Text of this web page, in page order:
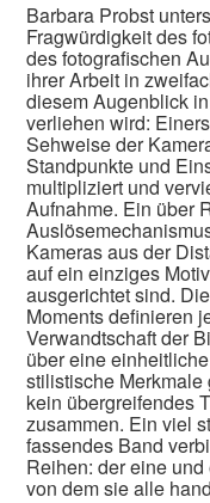
Barbara Probst
Fragwürdigkeit des
des fotografischen
ihrer Arbeit in
diesem Augenblick
verliehen wird:
Sehweise der
Standpunkte und
multipliziert und
Aufnahme. Ein über
Kameras aus der
auf ein einziges
ausgerichtet sind.
Moments definieren
Verwandtschaft der
über eine
stilistische
kein übergreifendes
zusammen. Ein viel
fassendes Band
Reihen: der eine
von dem sie alle